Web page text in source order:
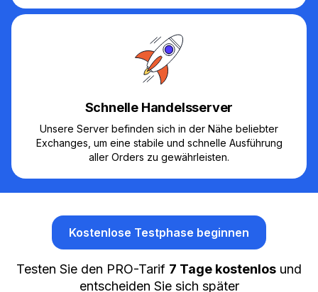
Schnelle Handelsserver
Unsere Server befinden sich in der Nähe beliebter
Exchanges, um eine stabile und schnelle Ausführung
aller Orders zu gewährleisten.
Kostenlose Testphase beginnen
Testen Sie den PRO-Tarif 7 Tage kostenlos und
entscheiden Sie sich später